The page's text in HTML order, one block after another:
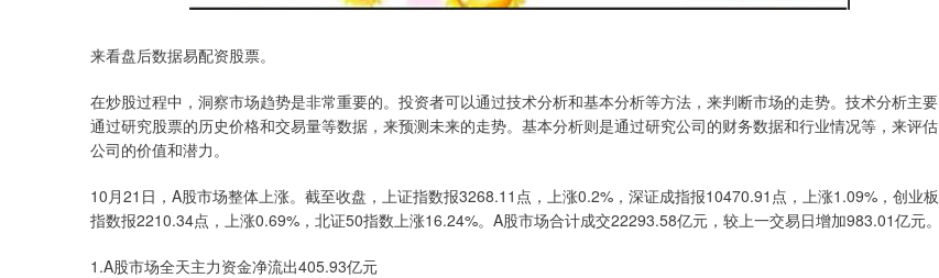
来看盘后数据易配资股票。
在炒股过程中，洞察市场趋势是非常重要的。投资者可以通过技术分析和基本分析等方法，来判断市场的走势。技术分析主要
通过研究股票的历史价格和交易量等数据，来预测未来的走势。基本分析则是通过研究公司的财务数据和行业情况等，来评估
公司的价值和潜力。
10月21日，A股市场整体上涨。截至收盘，上证指数报3268.11点，上涨0.2%，深证成指报10470.91点，上涨1.09%，创业板
指数报2210.34点，上涨0.69%，北证50指数上涨16.24%。A股市场合计成交22293.58亿元，较上一交易日增加983.01亿元。
1.A股市场全天主力资金净流出405.93亿元